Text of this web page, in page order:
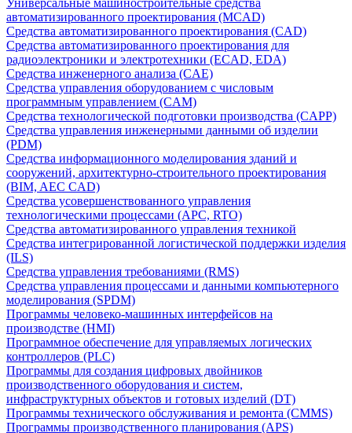
Универсальные машиностроительные средства
автоматизированного проектирования (MCAD)
Средства автоматизированного проектирования (CAD)
Средства автоматизированного проектирования для
радиоэлектроники и электротехники (ECAD, EDA)
Средства инженерного анализа (CAE)
Средства управления оборудованием с числовым
программным управлением (CAM)
Средства технологической подготовки производства (CAPP)
Средства управления инженерными данными об изделии
(PDM)
Средства информационного моделирования зданий и
сооружений, архитектурно-строительного проектирования
(BIM, AEC CAD)
Средства усовершенствованного управления
технологическими процессами (APC, RTO)
Средства автоматизированного управления техникой
Средства интегрированной логистической поддержки изделия
(ILS)
Средства управления требованиями (RMS)
Средства управления процессами и данными компьютерного
моделирования (SPDM)
Программы человеко-машинных интерфейсов на
производстве (HMI)
Программное обеспечение для управляемых логических
контроллеров (PLC)
Программы для создания цифровых двойников
производственного оборудования и систем,
инфраструктурных объектов и готовых изделий (DT)
Программы технического обслуживания и ремонта (CMMS)
Программы производственного планирования (APS)